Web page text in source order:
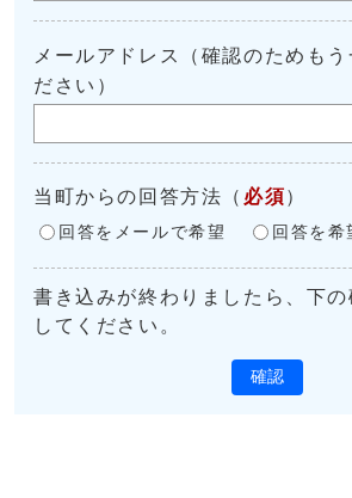
メールアドレス（確認のためもう
ださい）
当町からの回答方法 （ 必須 ）
回答をメールで希望 回答を希
書き込みが終わりましたら、下
してください。
確認